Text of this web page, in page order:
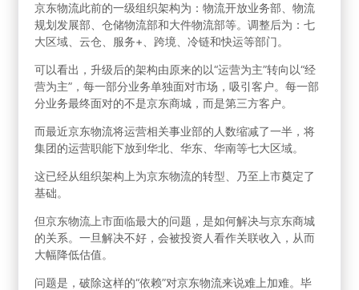
京东物流此前的一级组织架构为：物流开放业务部、物流
规划发展部、仓储物流部和大件物流部等。调整后为：七
大区域、云仓、服务+、跨境、冷链和快运等部门。
可以看出，升级后的架构由原来的以“运营为主”转向以“经
营为主”，每一部分业务单独面对市场，吸引客户。每一部
分业务最终面对的不是京东商城，而是第三方客户。
而最近京东物流将运营相关事业部的人数缩减了一半，将
集团的运营职能下放到华北、华东、华南等七大区域。
这已经从组织架构上为京东物流的转型、乃至上市奠定了
基础。
但京东物流上市面临最大的问题，是如何解决与京东商城
的关系。一旦解决不好，会被投资人看作关联收入，从而
大幅降低估值。
问题是，破除这样的“依赖”对京东物流来说难上加难。毕